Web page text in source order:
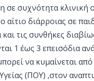
σε συχνότητα κλινική
διάρροιας σε
τις συνθήκες
1 έως 3 επεισόδια
να κυμαίνεται
(ΠΟΥ) ,στον